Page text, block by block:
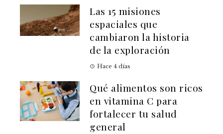
Las 15 misiones
espaciales que
cambiaron la historia
de la exploración
Hace 4 días
Qué alimentos son ricos
en vitamina C para
fortalecer tu salud
general